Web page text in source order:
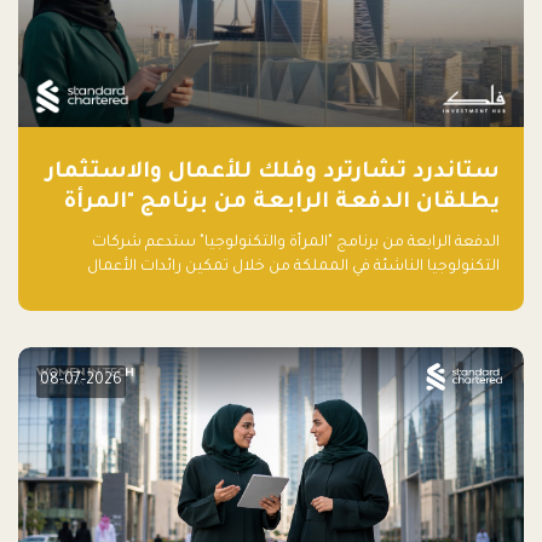
ستاندرد تشارترد وفلك للأعمال والاستثمار
يطلقان الدفعة الرابعة من برنامج "المرأة
والتكنولوجيا" لعام 2026 في المملكة
العربية السعودية
الدفعة الرابعة من برنامج "المرأة والتكنولوجيا" ستدعم شركات
التكنولوجيا الناشئة في المملكة من خلال تمكين رائدات الأعمال
08-07-2026